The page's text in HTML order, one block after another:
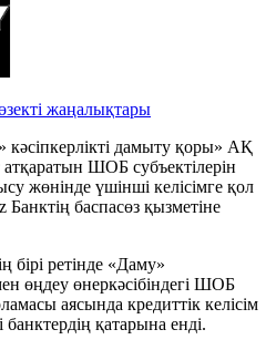
жаңалықтары
дамыту қоры» АҚ
атқаратын ШОБ субъектілерін
жөнінде үшінші келісімге қол
баспасөз қызметіне
бірі ретінде «Даму»
өңдеу өнеркәсібіндегі ШОБ
аясында кредиттік келісім
қатарына енді.